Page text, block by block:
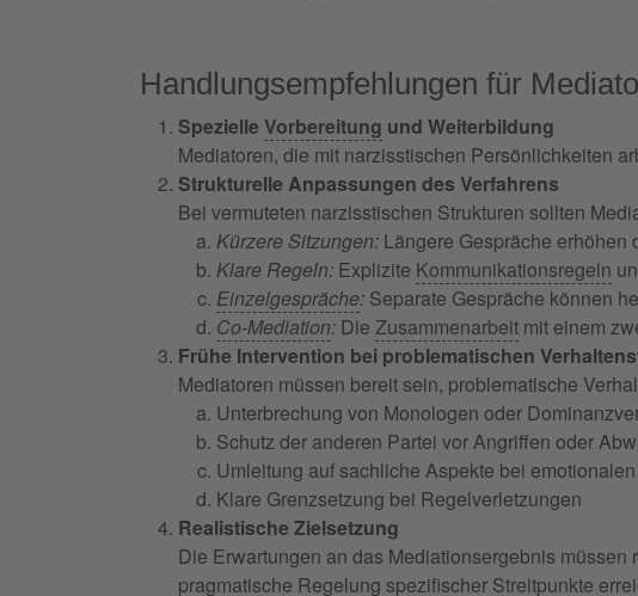
Handlungsempfehlungen für
Spezielle Vorbereitung und Weiterbildung
Mediatoren, die mit narzisstischen Persönlichkeiten
Strukturelle Anpassungen des Verfahrens
Bei vermuteten narzisstischen Strukturen sollten
Kürzere Sitzungen: Längere Gespräche
Klare Regeln: Explizite Kommunikationsregeln
Einzelgespräche: Separate Gespräche können
Co-Mediation: Die Zusammenarbeit mit einem
Frühe Intervention bei problematischen
Mediatoren müssen bereit sein, problematische
Unterbrechung von Monologen oder
Schutz der anderen Partei vor Angriffen oder
Umleitung auf sachliche Aspekte bei
Klare Grenzsetzung bei Regelverletzungen
Realistische Zielsetzung
Die Erwartungen an das Mediationsergebnis
pragmatische Regelung spezifischer Streitpunkte